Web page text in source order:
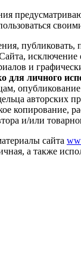
исключение
и
для личного
авторских
копирование,
и/или
сайта
а также